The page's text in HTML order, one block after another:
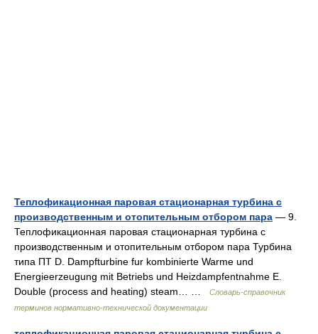
Теплофикационная паровая стационарная турбина с
производственным и отопительным отбором пара — 9.
Теплофикационная паровая стационарная турбина с
производственным и отопительным отбором пара Турбина
типа ПТ D. Dampfturbine fur kombinierte Warme und
Energieerzeugung mit Betriebs und Heizdampfentnahme E.
Double (process and heating) steam… …
Словарь-справочник
терминов нормативно-технической документации